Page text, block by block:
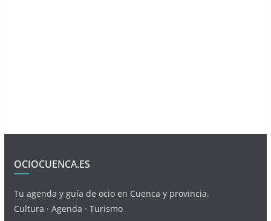
OCIOCUENCA.ES
Tu agenda y guía de ocio en Cuenca y provincia.
Cultura · Agenda · Turismo